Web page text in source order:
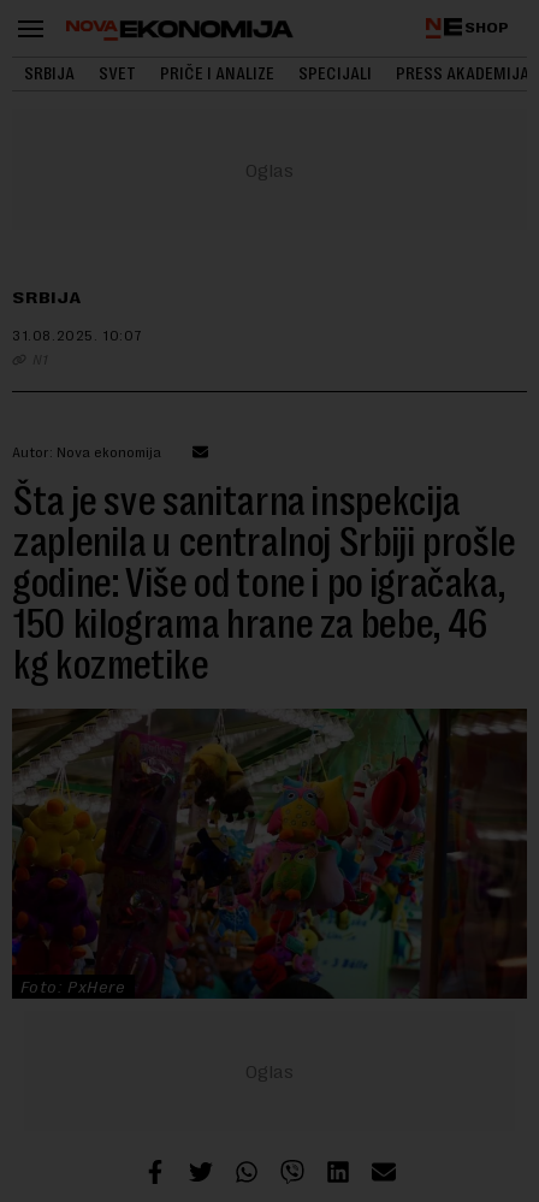
SHOP
SRBIJA SVET PRIČE I ANALIZE SPECIJALI PRESS AKADEMIJA
SRBIJA
31.08.2025. 10:07
N1
Autor: Nova ekonomija
Šta je sve sanitarna inspekcija
zaplenila u centralnoj Srbiji prošle
godine: Više od tone i po igračaka,
150 kilograma hrane za bebe, 46
kg kozmetike
Foto: PxHere